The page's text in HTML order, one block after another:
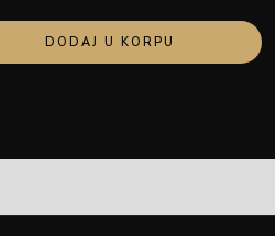
DODAJ U KORPU